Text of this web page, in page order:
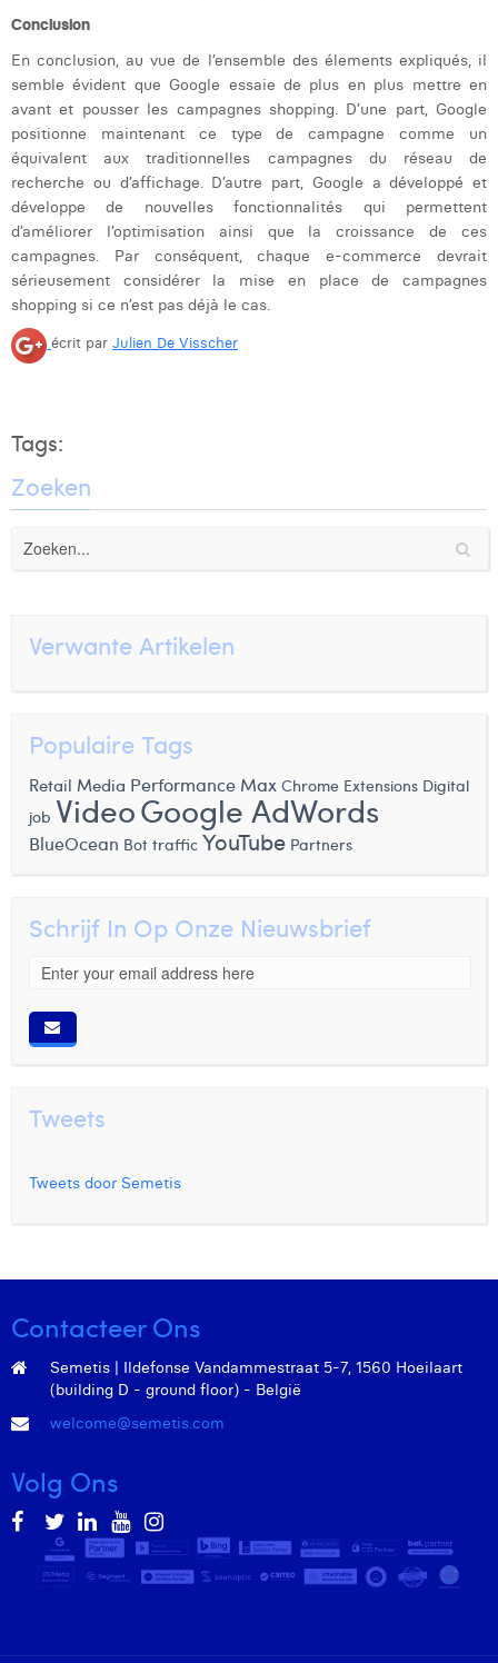
Conclusion
En conclusion, au vue de l’ensemble des élements expliqués, il
semble évident que Google essaie de plus en plus mettre en
avant et pousser les campagnes shopping. D’une part, Google
positionne maintenant ce type de campagne comme un
équivalent aux traditionnelles campagnes du réseau de
recherche ou d’affichage. D’autre part, Google a développé et
développe de nouvelles fonctionnalités qui permettent
d’améliorer l’optimisation ainsi que la croissance de ces
campagnes. Par conséquent, chaque e-commerce devrait
sérieusement considérer la mise en place de campagnes
shopping si ce n’est pas déjà le cas.
écrit par Julien De Visscher
Tags:
Zoeken
Verwante Artikelen
Populaire Tags
Retail Media Performance Max Chrome Extensions Digital
job VideoGoogle AdWords
BlueOcean Bot traffic YouTube Partners
Schrijf In Op Onze Nieuwsbrief
Tweets
Tweets door Semetis
Contacteer Ons
Semetis | Ildefonse Vandammestraat 5-7, 1560 Hoeilaart
(building D - ground floor) - België
welcome@semetis.com
Volg Ons